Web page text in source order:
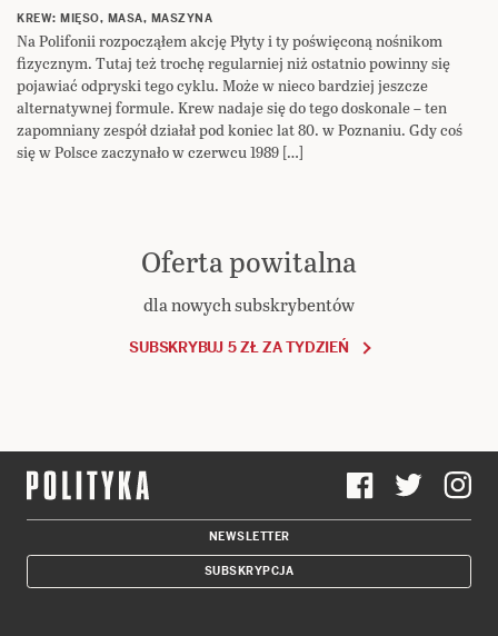
KREW: MIĘSO, MASA, MASZYNA
Na Polifonii rozpocząłem akcję Płyty i ty poświęconą nośnikom
fizycznym. Tutaj też trochę regularniej niż ostatnio powinny się
pojawiać odpryski tego cyklu. Może w nieco bardziej jeszcze
alternatywnej formule. Krew nadaje się do tego doskonale – ten
zapomniany zespół działał pod koniec lat 80. w Poznaniu. Gdy coś
się w Polsce zaczynało w czerwcu 1989 […]
Oferta powitalna
dla nowych subskrybentów
SUBSKRYBUJ 5 ZŁ ZA TYDZIEŃ
NEWSLETTER
SUBSKRYPCJA